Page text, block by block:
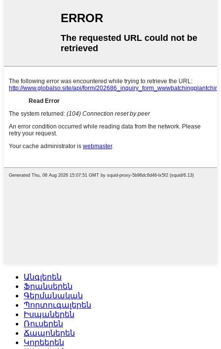
Անգլերեն
Ֆրանսերեն
Գերմանական
Պորտուգալերեն
Իսպաներեն
Ռուսերեն
Ճապոներեն
Կորեերեն